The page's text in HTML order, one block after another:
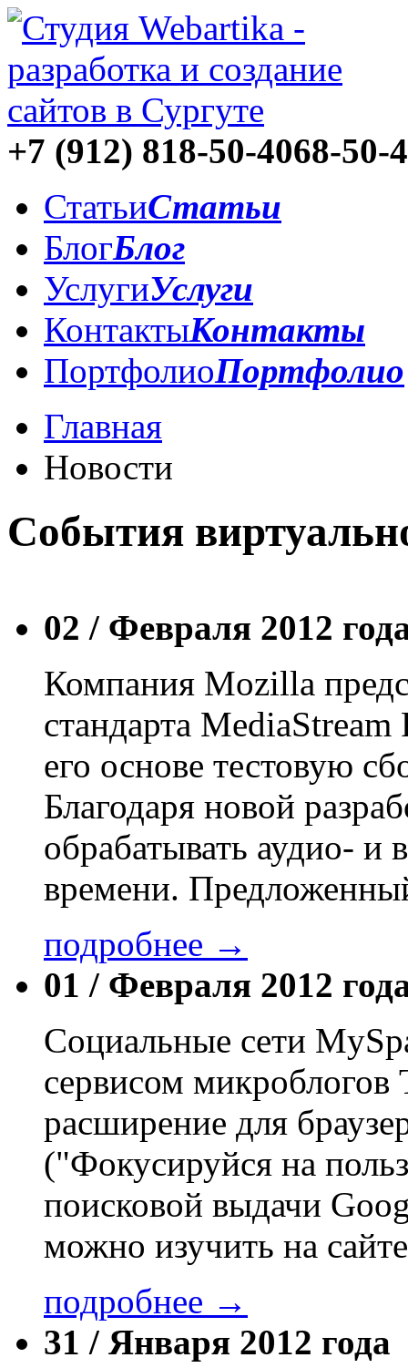
+7 (912) 818-50-4068-50-
СтатьиСтатьи
БлогБлог
УслугиУслуги
КонтактыКонтакты
ПортфолиоПортфолио
Главная
Новости
События
02 / Февраля 2012
Компания Mozilla
стандарта
его основе тестовую
Благодаря новой
обрабатывать аудио- и
времени.
подробнее →
01 / Февраля 2012
Социальные сети
сервисом микроблогов
расширение для
("Фокусируйся на
поисковой выдачи
можно изучить на сайте
подробнее →
31 / Января 2012 года